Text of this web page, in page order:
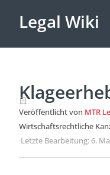
Legal Wiki
Veröffentlicht von MTR
Wirtschaftsrechtliche
·Letzte Bearbeitung: 6.